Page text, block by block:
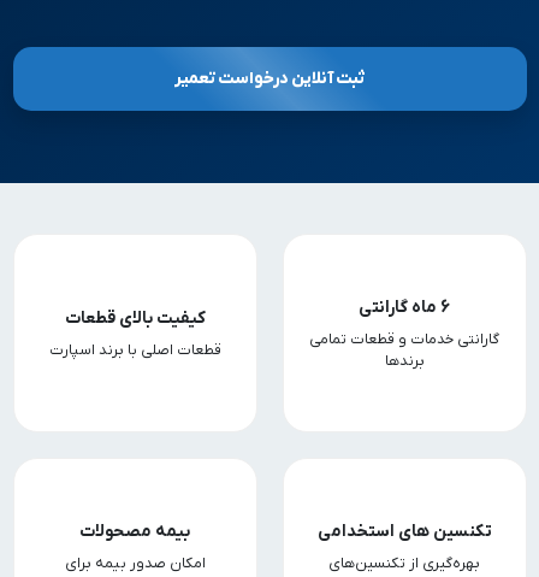
ثبت آنلاین درخواست تعمیر
6 ماه گارانتی
گارانتی خدمات و قطعات تمامی
برندها
کیفیت بالای قطعات
قطعات اصلی با برند اسپارت
تکنسین های استخدامی
بهره‌گیری از تکنسین‌های
بیمه مصحولات
امکان صدور بیمه برای